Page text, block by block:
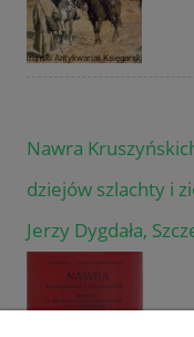
Nawra
dziejów szlachty i
Jerzy Dygdała,